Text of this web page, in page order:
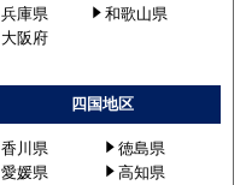
兵庫県
和歌山県
大阪府
四国地区
香川県
徳島県
愛媛県
高知県